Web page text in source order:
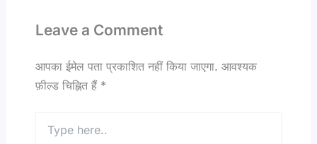
Leave a Comment
आपका ईमेल पता प्रकाशित नहीं किया जाएगा. आवश्यक
फ़ील्ड चिह्नित हैं *
here..